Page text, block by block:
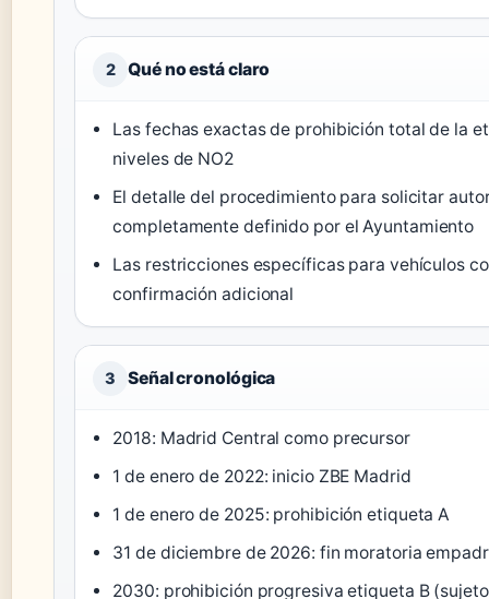
2 Qué no está claro
Las fechas exactas de prohibición total de la
niveles de NO2
El detalle del procedimiento para solicitar
completamente definido por el Ayuntamiento
Las restricciones específicas para vehículos
confirmación adicional
3 Señal cronológica
2018: Madrid Central como precursor
1 de enero de 2022: inicio ZBE Madrid
1 de enero de 2025: prohibición etiqueta A
31 de diciembre de 2026: fin moratoria
2030: prohibición progresiva etiqueta B